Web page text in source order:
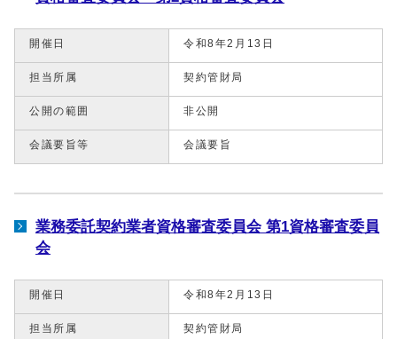
開催日 令和8年2月13日
担当所属 契約管財局
公開の範囲 非公開
会議要旨等 会議要旨
業務委託契約業者資格審査委員会 第1資格審査委員
会
開催日 令和8年2月13日
担当所属 契約管財局